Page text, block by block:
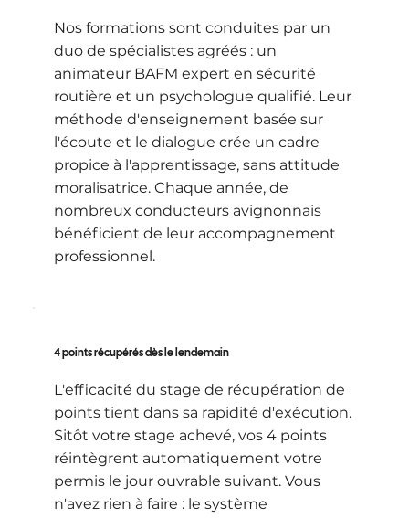
Nos formations sont conduites par un
duo de spécialistes agréés : un
animateur BAFM expert en sécurité
routière et un psychologue qualifié. Leur
méthode d'enseignement basée sur
l'écoute et le dialogue crée un cadre
propice à l'apprentissage, sans attitude
moralisatrice. Chaque année, de
nombreux conducteurs avignonnais
bénéficient de leur accompagnement
professionnel.
4 points récupérés dès le lendemain
L'efficacité du stage de récupération de
points tient dans sa rapidité d'exécution.
Sitôt votre stage achevé, vos 4 points
réintègrent automatiquement votre
permis le jour ouvrable suivant. Vous
n'avez rien à faire : le système